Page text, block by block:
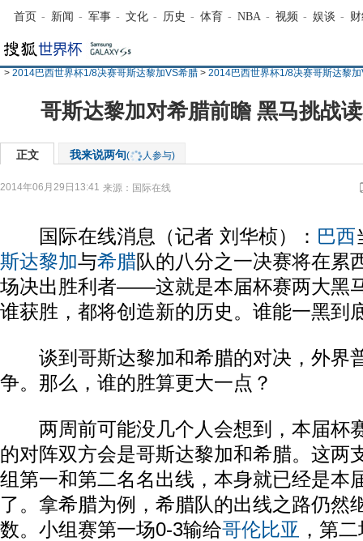
首页 - 新闻 - 军事 - 文化 - 历史 - 体育 - NBA - 视频 - 娱谈 -
> 2014巴西世界杯1/8决赛哥斯达黎加VS希腊 > 2014巴西世界杯1/8决赛哥斯达黎
哥斯达黎加对希腊前瞻 黑马挑战
正文 我来说两句( 人参与)
2014年06月29日13:41 来源： 国际在线
国际在线消息（记者 刘华桢）： 巴西
斯达黎加与希腊队的八分之一决赛将在累
场决出胜利者——这就是本届杯赛两大黑
谁获胜，都将创造新的历史。谁能一黑到
谈到哥斯达黎加和希腊的对决，外界
争。那么，谁的胜算更大一点？
两周前可能没几个人会想到，本届杯
的对阵双方会是哥斯达黎加和希腊。这两
组第一和第二名名出线，本身就已经是本
了。拿希腊为例，希腊队的出线之路仍然
数。小组赛第一场0-3输给哥伦比亚 ，第